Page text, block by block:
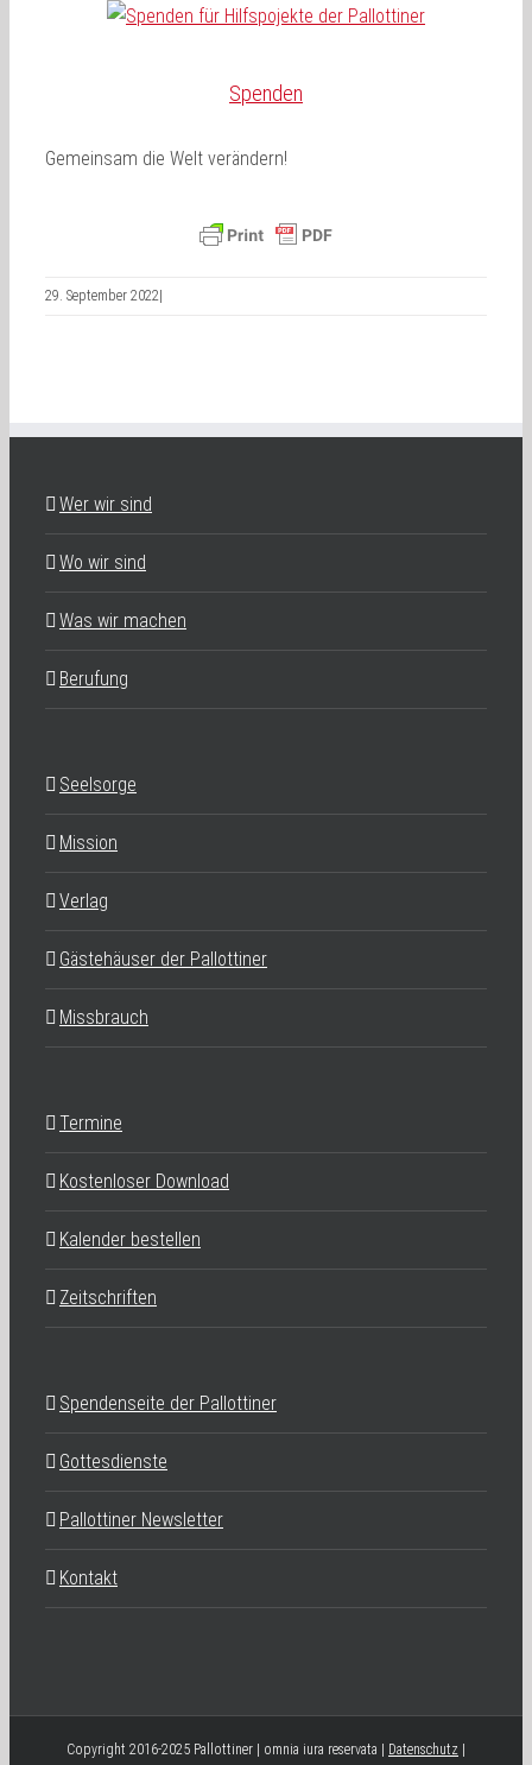
Spenden
Gemeinsam die Welt verändern!
29. September 2022
Wer wir sind
Wo wir sind
Was wir machen
Berufung
Seelsorge
Mission
Verlag
Gästehäuser der Pallottiner
Missbrauch
Termine
Kostenloser Download
Kalender bestellen
Zeitschriften
Spendenseite der Pallottiner
Gottesdienste
Pallottiner Newsletter
Kontakt
Copyright 2016-2025 Pallottiner | omnia iura reservata | Datenschutz